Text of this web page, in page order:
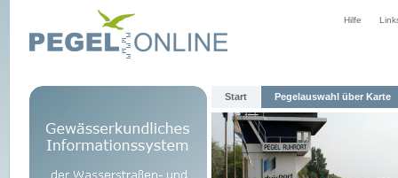
Hilfe
Start Pegelauswahl über Karte